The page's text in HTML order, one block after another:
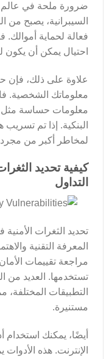
ضرورة ملحة في عالم
السيبرانية، يصبح من
فعالة لحماية أموالك.
احتيال يمكن أن يكون
علاوة على ذلك، فإن
معلوماتك الشخصية.
معلومات حساسة مثل
البنكية. إذا تم
لمخاطر أكبر من مجرد
كيفية تحديد
التداول
تحديد الثغرات
المعرفة التقنية
مراجعة تقييمات
تستخدمها. العديد من
التطبيقات
مستنيرة.
أيضًا، يمكنك استخدام
الإنترنت. هذه